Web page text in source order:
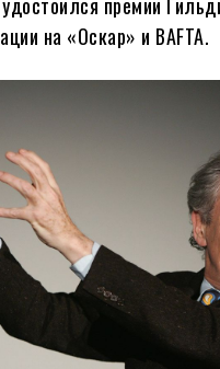
премии
на «Оскар» и BAFTA.